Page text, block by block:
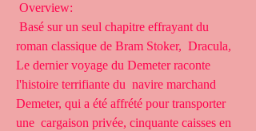
Overview:
roman classique de Bram Stoker,  Dracula,
Le dernier voyage du Demeter raconte
l'histoire terrifiante du  navire marchand
Demeter, qui a été affrété pour transporter
une  cargaison privée, cinquante caisses en